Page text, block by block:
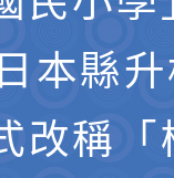
本縣
改稱「